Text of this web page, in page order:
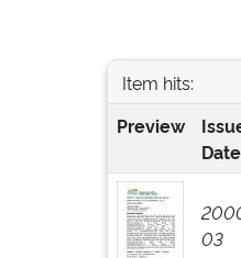
Item hits:
Preview
Date
03